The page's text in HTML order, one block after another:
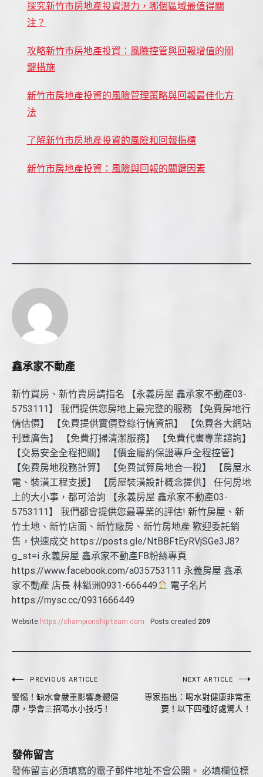
探究新竹市房地產投資潛力，哪個區域最值得關
注？
攻略新竹市房地產投資：風險控管與回報增值的關
鍵措施
新竹市房地產投資的風險管理策略與回報最佳化方
法
了解新竹市房地產投資的風險和回報指標
新竹市房地產投資：風險與回報的關鍵因素
鑫承家不動產
新竹買房、新竹賣房請指名 【永義房屋 鑫承家不動產03-
5753111】 我們提供您房地上最完整的服務 【免費房地行
情估價】 【免費提供實價登錄行情資訊】 【免費各大網站
刊登廣告】 【免費打掃清潔服務】 【免費代書專業諮詢】
【交易安全全程把關】 【價金履約保證專戶全程控管】
【免費房地稅務計算】 【免費試算房地合一稅】 【房屋水
電、裝潢工程支援】 【房屋裝潢設計概念提供】 任何房地
上的大小事，都可洽詢 【永義房屋 鑫承家不動產03-
5753111】 我們都會提供您最專業的評估! 新竹房屋、新
竹土地、新竹店面、新竹廠房、新竹房地產 歡迎委託銷
售，快速成交 https://posts.gle/NtBBFtEyRVjSGe3J8?
g_st=i 永義房屋 鑫承家不動產FB粉絲專頁
https://www.facebook.com/a035753111 永義房屋 鑫承
家不動產 店長 林鎰洲0931-666449
電子名片
https://mysc.cc/0931666449
Website https://championship-team.com Posts created 209
文
章
覽
PREVIOUS ARTICLE
警惕！缺水會嚴重影響身體健
康，學會三招喝水小技巧！
NEXT ARTICLE
專家指出：喝水對健康非常重
要！以下四種好處驚人！
發佈留言
發佈留言必須填寫的電子郵件地址不會公開。 必填欄位標